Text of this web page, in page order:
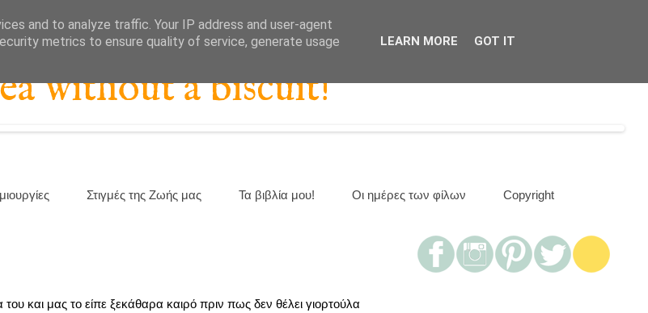
without a biscuit!
Στιγμές της Ζωής μας Τα βιβλία μου! Οι ημέρες των φίλων Copyright
και μας το είπε ξεκάθαρα καιρό πριν πως δεν θέλει γιορτούλα
and to analyze traffic. Your IP address and user-agent
metrics to ensure quality of service, generate usage
LEARN MORE GOT IT